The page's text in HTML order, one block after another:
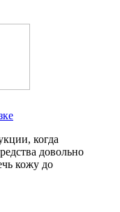
когда
довольно
кожу до